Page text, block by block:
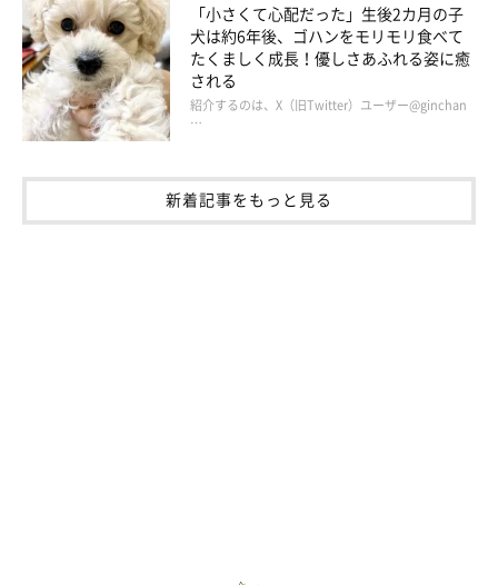
「小さくて心配だった」生後2カ月の子
犬は約6年後、ゴハンをモリモリ食べて
たくましく成長！優しさあふれる姿に癒
される
紹介するのは、X（旧Twitter）ユーザー@ginchan
…
新着記事をもっと見る